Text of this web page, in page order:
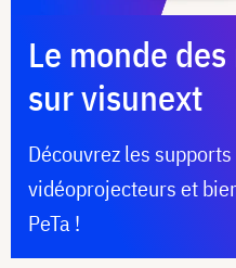
Le monde
sur visunext
Découvrez les
vidéoprojecteurs et
PeTa !